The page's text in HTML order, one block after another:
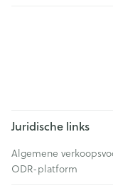
Juridische links
Algemene
ODR-platform